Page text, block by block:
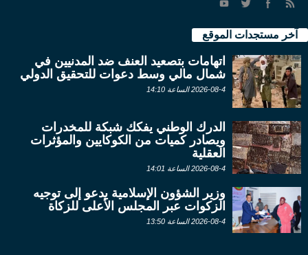
آخر مستجدات الموقع
اتهامات بتصعيد العنف ضد المدنيين في
شمال مالي وسط دعوات للتحقيق الدولي
2026-08-4 الساعة 14:10
الدرك الوطني يفكك شبكة للمخدرات
ويصادر كميات من الكوكايين والمؤثرات
العقلية
2026-08-4 الساعة 14:01
وزير الشؤون الإسلامية يدعو إلى توجيه
الزكوات عبر المجلس الأعلى للزكاة
2026-08-4 الساعة 13:50